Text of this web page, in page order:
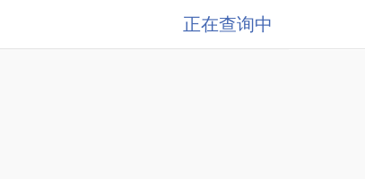
正在查询中